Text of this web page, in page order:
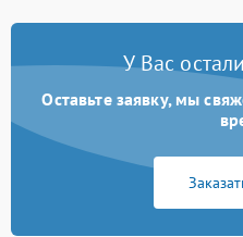
У Вас
Оставьте заявку, мы